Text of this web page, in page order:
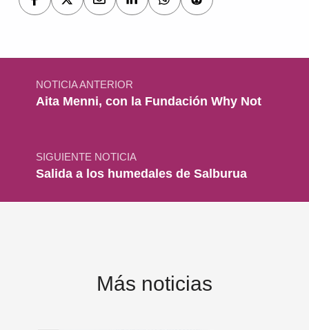
Navegación de entradas
NOTICIA ANTERIOR
Aita Menni, con la Fundación Why Not
SIGUIENTE NOTICIA
Salida a los humedales de Salburua
Más noticias